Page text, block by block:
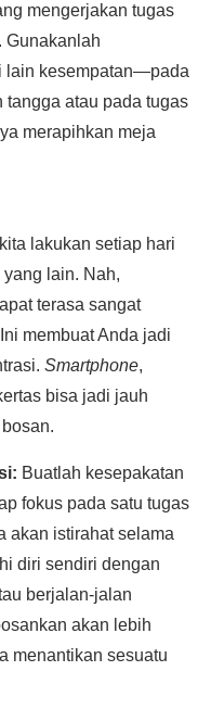
mengerjakan tugas
Gunakanlah
lain kesempatan—pada
tangga atau pada tugas
merapihkan meja
lakukan setiap hari
lain. Nah,
terasa sangat
membuat Anda jadi
Smartphone,
bisa jadi jauh
Buatlah kesepakatan
fokus pada satu tugas
akan istirahat selama
diri sendiri dengan
berjalan-jalan
akan lebih
menantikan sesuatu